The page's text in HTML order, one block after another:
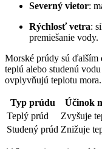
Severný vietor:
Rýchlosť vetra:
premiešanie vody.
Morské prúdy sú ďalším
teplú alebo studenú
ovplyvňujú teplotu mora.
Typ prúdu
Účinok
Teplý prúd
Zvyšuje
Studený prúd Znižuje